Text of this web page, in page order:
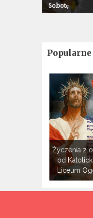
Sobotę
Życzenia z
od
Liceum